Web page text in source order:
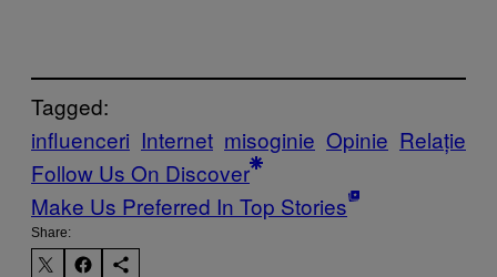
Tagged:
influenceri Internet misoginie Opinie Relație
Follow Us On Discover
Make Us Preferred In Top Stories
Share: